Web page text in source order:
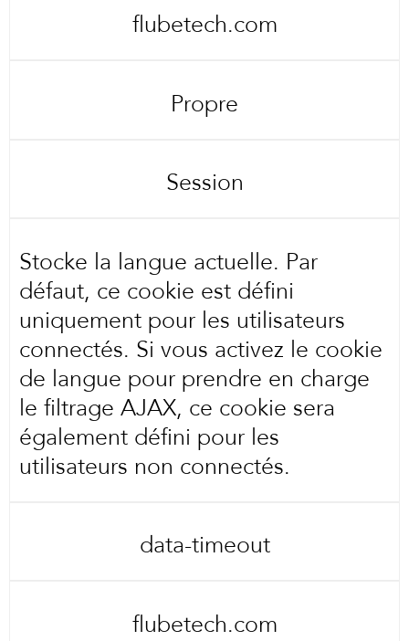
flubetech.com
Propre
Session
Stocke la langue actuelle. Par
défaut, ce cookie est défini
uniquement pour les utilisateurs
connectés. Si vous activez le cookie
de langue pour prendre en charge
le filtrage AJAX, ce cookie sera
également défini pour les
utilisateurs non connectés.
data-timeout
flubetech.com